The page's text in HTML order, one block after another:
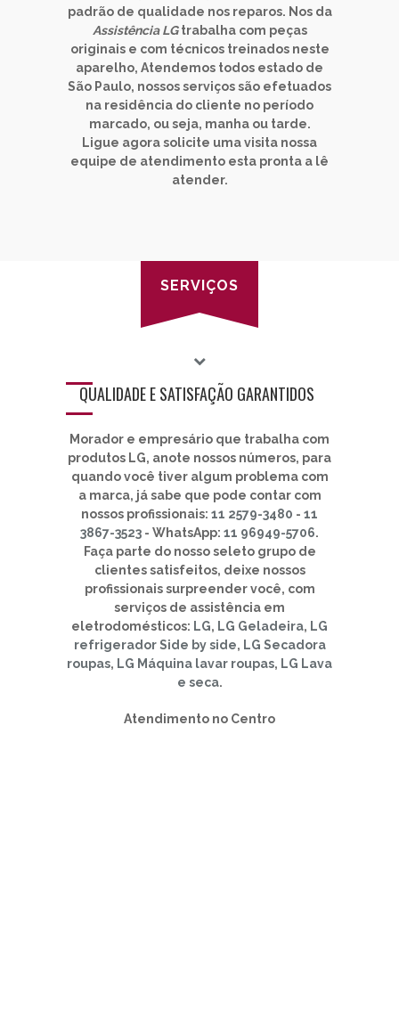
padrão de qualidade nos reparos. Nos da
Assistência LGtrabalha com peças
originais e com técnicos treinados neste
aparelho, Atendemos todos estado de
São Paulo, nossos serviços são efetuados
na residência do cliente no período
marcado, ou seja, manha ou tarde.
Ligue agora solicite uma visita nossa
equipe de atendimento esta pronta a lê
atender.
SERVIÇOS
QUALIDADE E SATISFAÇÃO GARANTIDOS
Morador e empresário que trabalha com
produtos LG, anote nossos números, para
quando você tiver algum problema com
a marca, já sabe que pode contar com
nossos profissionais: 11 2579-3480 - 11
3867-3523 - WhatsApp: 11 96949-5706.
Faça parte do nosso seleto grupo de
clientes satisfeitos, deixe nossos
profissionais surpreender você, com
serviços de assistência em
eletrodomésticos: LG, LG Geladeira, LG
refrigerador Side by side, LG Secadora
roupas, LG Máquina lavar roupas, LG Lava
e seca.
Atendimento no Centro